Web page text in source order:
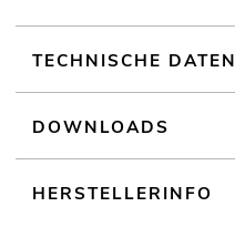
TECHNISCHE DATEN
DOWNLOADS
HERSTELLERINFO